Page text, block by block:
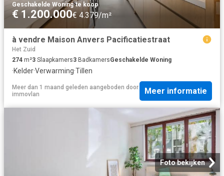
Geschakelde Woning·te koop
€ 1.200.000€ 4.379/m²
à vendre Maison Anvers Pacificatiestraat
Het Zuid
274 m²3 Slaapkamers3 BadkamersGeschakelde Woning
·Kelder·Verwarming·Tillen
Meer dan 1 maand geleden aangeboden door
immovlan
Meer informatie
Foto bekijken